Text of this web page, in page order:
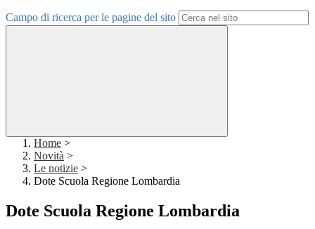
Campo di ricerca per le pagine del sito
Home >
Novità >
Le notizie >
Dote Scuola Regione Lombardia
Dote Scuola Regione Lombardia